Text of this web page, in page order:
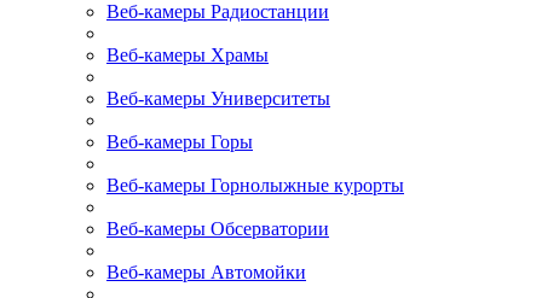
Веб-камеры Радиостанции
Веб-камеры Храмы
Веб-камеры Университеты
Веб-камеры Горы
Веб-камеры Горнолыжные курорты
Веб-камеры Обсерватории
Веб-камеры Автомойки